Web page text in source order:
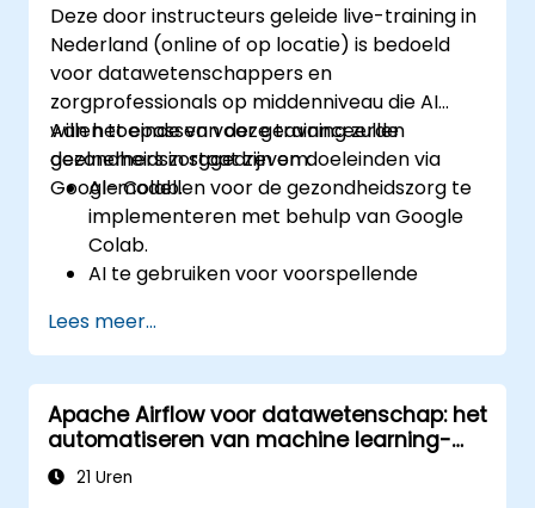
data via Spark, en effectieve datagebaseerde
communicatie. Ideaal voor beginners die een
certificering in Python-gebaseerde
datawetenschap willen behalen en zich
voorbereiden op een carrière in analyse.
Deze door instructeurs geleide live-training in
Nederland (online of op locatie) is bedoeld
voor datawetenschappers en
zorgprofessionals op middenniveau die AI
willen toepassen voor geavanceerde
gezondheidszorggedreven doeleinden via
Google Colab.
Aan het einde van deze training zullen
deelnemers in staat zijn om:
AI-modellen voor de gezondheidszorg te
implementeren met behulp van Google
Colab.
AI te gebruiken voor voorspellende
gezondheidsgegevens.
Medische beelden te analyseren met
behulp van AI-gestuurde technieken.
De ethische aspecten van AI-oplossingen
in de gezondheidszorg te verkennen.
Lees meer...
Apache Airflow voor datawetenschap: het
automatiseren van machine learning-
pipelines
21 Uren